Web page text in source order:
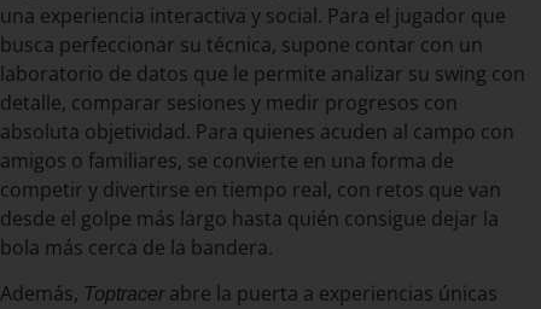
una experiencia interactiva y social. Para el jugador que
busca perfeccionar su técnica, supone contar con un
laboratorio de datos que le permite analizar su swing con
detalle, comparar sesiones y medir progresos con
absoluta objetividad. Para quienes acuden al campo con
amigos o familiares, se convierte en una forma de
competir y divertirse en tiempo real, con retos que van
desde el golpe más largo hasta quién consigue dejar la
bola más cerca de la bandera.
Además, Toptracerabre la puerta a experiencias únicas